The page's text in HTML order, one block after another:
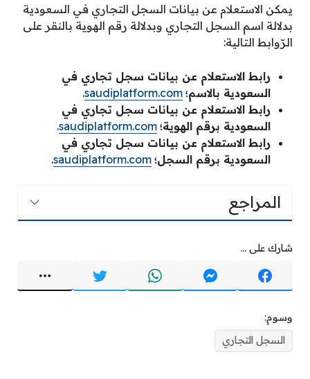
يمكن الاستعلام عن بيانات السجل التجاري في السعودية
بدلالة اسم السجل التجاري وبدلالة رقم الهوية بالنقر على
الرّوابط التالية:
رابط الاستعلام عن بيانات سجل تجاري في
السعودية بالاسم؛ saudiplatform.com
.
رابط الاستعلام عن بيانات سجل تجاري في
السعودية برقم الهوية؛ saudiplatform.com
.
رابط الاستعلام عن بيانات سجل تجاري في
السعودية برقم السجل؛ saudiplatform.com
.
المراجع
شارك على ...
وسوم:
السجل التجاري